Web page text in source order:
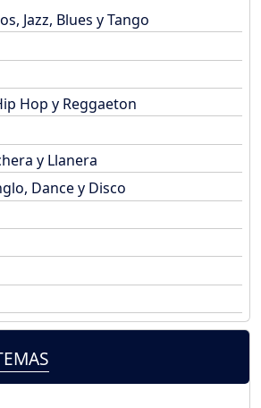
Jazz, Blues y Tango
Hop y Reggaeton
y Llanera
Dance y Disco